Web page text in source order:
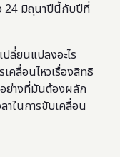
24 มิถุนาปีนี้กับปีที่
ลี่ยนแปลงอะไร
คลื่อนไหวเรื่องสิทธิ
อย่างที่มันต้องผลัก
าในการขับเคลื่อน